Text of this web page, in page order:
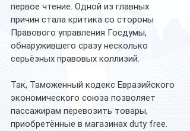
первое чтение. Одной из главных
причин стала критика со стороны
Правового управления Госдумы,
обнаружившего сразу несколько
серьёзных правовых коллизий.
Так, Таможенный кодекс Евразийского
экономического союза позволяет
пассажирам перевозить товары,
приобретённые в магазинах duty free.